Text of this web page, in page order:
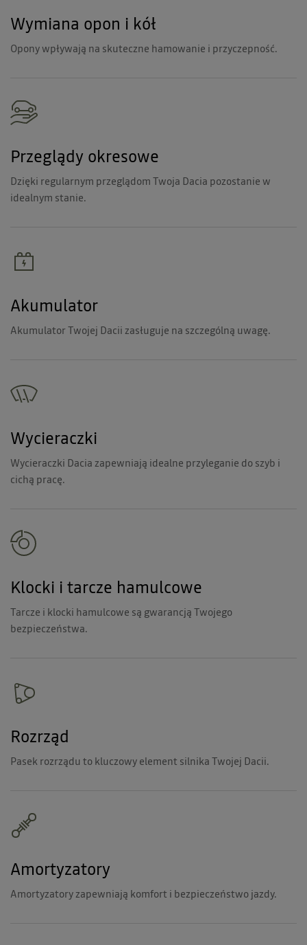
Wymiana opon i kół
Opony wpływają na skuteczne hamowanie i przyczepność.
Przeglądy okresowe
Dzięki regularnym przeglądom Twoja Dacia pozostanie w
idealnym stanie.
Akumulator
Akumulator Twojej Dacii zasługuje na szczególną uwagę.
Wycieraczki
Wycieraczki Dacia zapewniają idealne przyleganie do szyb i
cichą pracę.
Klocki i tarcze hamulcowe
Tarcze i klocki hamulcowe są gwarancją Twojego
bezpieczeństwa.
Rozrząd
Pasek rozrządu to kluczowy element silnika Twojej Dacii.
Amortyzatory
Amortyzatory zapewniają komfort i bezpieczeństwo jazdy.